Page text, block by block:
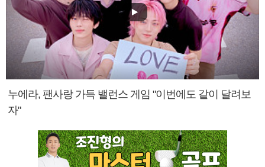
누에라, 팬사랑 가득 밸런스 게임 "이번에도 같이 달려보
자"